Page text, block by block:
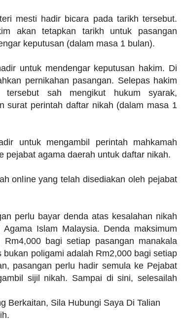
mesti hadir bicara pada tarikh tersebut.
akan tetapkan tarikh untuk pasangan
keputusan (dalam masa 1 bulan).
untuk mendengar keputusan hakim. Di
pernikahan pasangan. Selepas hakim
tersebut sah mengikut hukum syarak,
surat perintah daftar nikah (dalam masa 1
untuk mengambil perintah mahkamah
pejabat agama daerah untuk daftar nikah.
online yang telah disediakan oleh pejabat
perlu bayar denda atas kesalahan nikah
Islam Malaysia. Denda maksimum
bagi setiap pasangan manakala
poligami adalah Rm2,000 bagi setiap
pasangan perlu hadir semula ke Pejabat
sijil nikah. Sampai di sini, selesailah
Berkaitan, Sila Hubungi Saya Di Talian